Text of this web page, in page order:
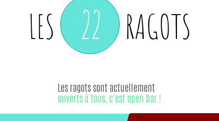
LES 22 RAGOTS
Les ragots sont actuellement
ouverts à tous, c'est open bar !